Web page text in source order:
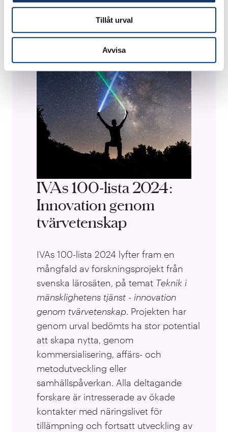
Tillåt urval
Avvisa
IVAs 100-lista 2024:
Innovation genom
tvärvetenskap
IVAs 100-lista 2024 lyfter fram en
mångfald av forskningsprojekt från
svenska lärosäten, på temat Teknik i
mänsklighetens tjänst - innovation
genom tvärvetenskap. Projekten har
genom urval bedömts ha stor potential
att skapa nytta, genom
kommersialisering, affärs- och
metodutveckling eller
samhällspåverkan. Alla deltagande
forskare är intresserade av ökade
kontakter med näringslivet för
tillämpning och fortsatt utveckling av